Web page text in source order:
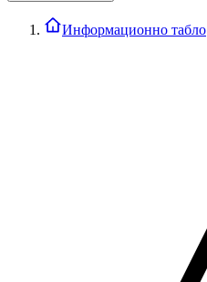
Информационно табло